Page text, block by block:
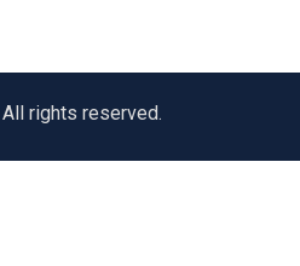
rights reserved.